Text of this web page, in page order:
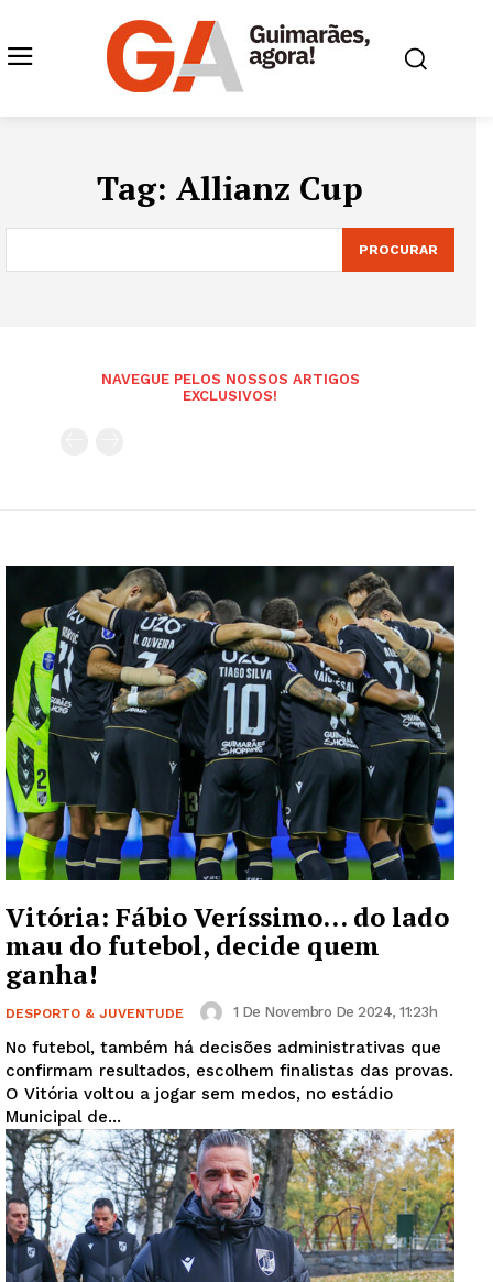
Tag: Allianz Cup
PROCURAR
NAVEGUE PELOS NOSSOS ARTIGOS
EXCLUSIVOS!
Vitória: Fábio Veríssimo… do lado
mau do futebol, decide quem
ganha!
DESPORTO & JUVENTUDE 1 De Novembro De 2024, 11:23h
No futebol, também há decisões administrativas que
confirmam resultados, escolhem finalistas das provas.
O Vitória voltou a jogar sem medos, no estádio
Municipal de...